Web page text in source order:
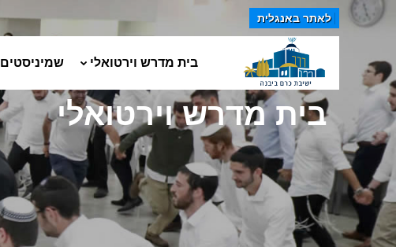
לאתר באנגלית
בית מדרש וירטואלי שמיניסטים
בית מדרש וירטואלי